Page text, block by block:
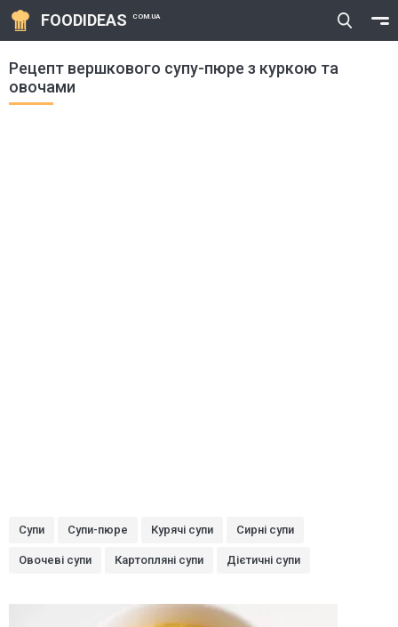
FOODIDEAS COM.UA
Рецепт вершкового супу-пюре з куркою та
овочами
Супи Супи-пюре Курячі супи Сирні супи
Овочеві супи Картопляні супи Дієтичні супи